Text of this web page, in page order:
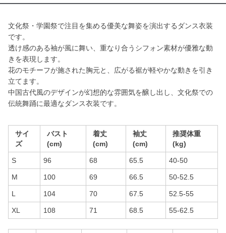
文化祭・学園祭で注目を集める優美な舞姿を演出するダンス衣装
です。
透け感のある袖が風に舞い、重なり合うシフォン素材が優雅な動
きを表現します。
花のモチーフが施された胸元と、広がる裾が軽やかな動きを引き
立てます。
中国古代風のデザインが幻想的な雰囲気を醸し出し、文化祭での
伝統舞踊に最適なダンス衣装です。
サイ
ズ
バスト
(cm)
着丈
(cm)
袖丈
(cm)
推奨体重
(kg)
S 96 68 65.5 40-50
M 100 69 66.5 50-52.5
L 104 70 67.5 52.5-55
XL 108 71 68.5 55-62.5